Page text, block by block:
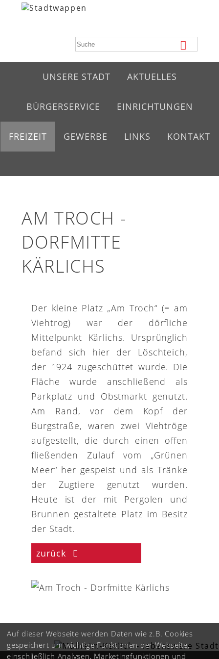
UNSERE STADT AKTUELLES
BÜRGERSERVICE EINRICHTUNGEN
FREIZEIT GEWERBE LINKS KONTAKT
AM TROCH -
DORFMITTE
KÄRLICHS
Der kleine Platz „Am Troch“ (= am
Viehtrog) war der dörfliche
Mittelpunkt Kärlichs. Ursprünglich
befand sich hier der Löschteich,
der 1924 zugeschüttet wurde. Die
Fläche wurde anschließend als
Parkplatz und Obstmarkt genutzt.
Am Rand, vor dem Kopf der
Burgstraße, waren zwei Viehtröge
aufgestellt, die durch einen offen
fließenden Zulauf vom „Grünen
Meer“ her gespeist und als Tränke
der Zugtiere genutzt wurden.
Heute ist der mit Pergolen und
Brunnen gestaltete Platz im Besitz
der Stadt.
zurück
Auf dieser Webseite werden Daten wie z.B. Cookies
gespeichert um wichtige Funktionen der Webseite,
einschließlich Analysen, Marketingfunktionen und